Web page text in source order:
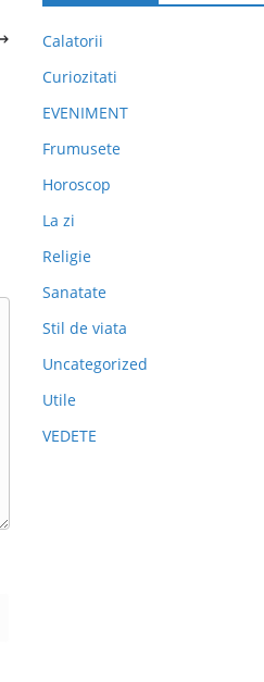
Calatorii
Curiozitati
EVENIMENT
Frumusete
Horoscop
La zi
Religie
Sanatate
Stil de viata
Uncategorized
Utile
VEDETE